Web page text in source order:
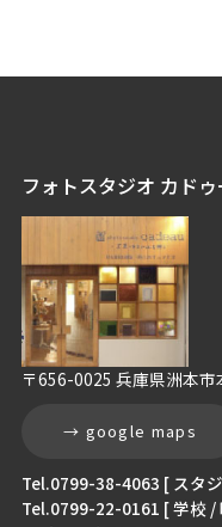
フォトスタジオ カド
〒656-0025 兵庫県洲本市
→ google maps
Tel.0799-38-4063 [ スタ
Tel.0799-22-0161 [ 学校 /